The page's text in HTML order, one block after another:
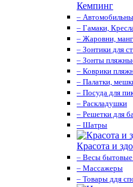
Кемпинг
–
– Гамаки,
– Жаровни,
– Зонтики для
– Зонты
– Коврики
– Палатки,
– Посуда для
– Раскладушки
– Решетки для
– Шатры
Красота и
– Весы бытовые
– Массажеры
– Товары ддя